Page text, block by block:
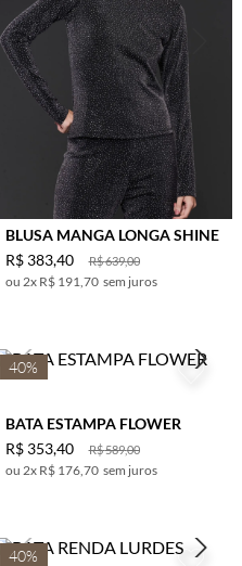
BLUSA MANGA LONGA SHINE
R$639,00
R$ 383,40
2x R$ 191,70 sem juros
40%
BATA ESTAMPA FLOWER
R$589,00
R$ 353,40
2x R$ 176,70 sem juros
40%